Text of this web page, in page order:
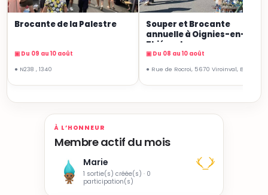
Brocante de la Palestre
▣ Du 09 au 10 août
● N238 , 1340
Souper et Brocante
annuelle à Oignies-en-
Thiérache
▣ Du 08 au 10 août
À L’HONNEUR
Membre actif du mois
Marie
1 sortie(s) créée(s) · 0
participation(s)